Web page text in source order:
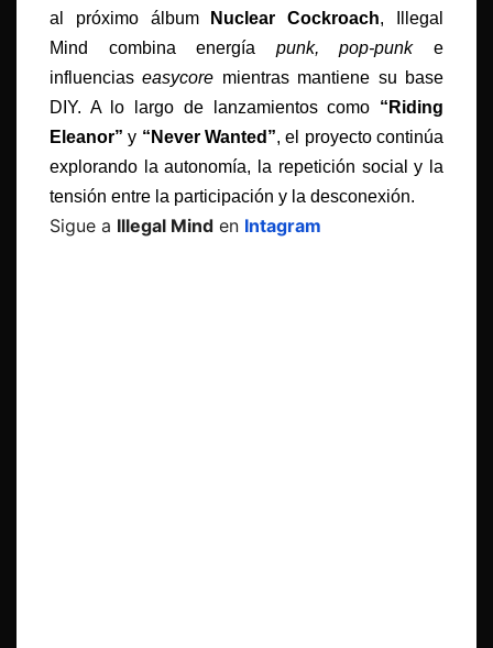
al próximo álbum
Nuclear Cockroach, Illegal
Mind combina energía punk, pop-punke
influenciaseasycore mientras mantiene su base
DIY. A lo largo de lanzamientos como “ Riding
Eleanor” y “ Never Wanted”, el proyecto continúa
explorando la autonomía, la repetición social y la
tensión entre la participación y la desconexión.
Sigue a Illegal Mind en Intagram